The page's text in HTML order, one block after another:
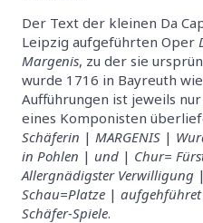
Der Text der kleinen Da
Leipzig aufgeführten Oper
Margenis, zu der sie
wurde 1716 in Bayreuth
Aufführungen ist jeweils
eines Komponisten
Schäferin | MARGENIS |
in Pohlen | und | Chur=
Allergnädigster Verwilligung |
Schau=Platze | aufgehführet
Schäfer-Spiele.